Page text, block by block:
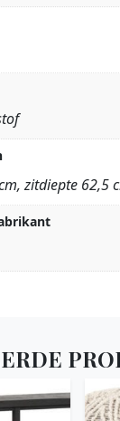
zitdiepte 62,5